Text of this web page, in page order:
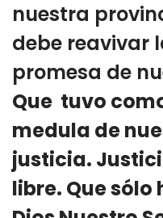
nuestra
debe reavivar
promesa de
Que tuvo
medula de
justicia.
libre. Que sólo